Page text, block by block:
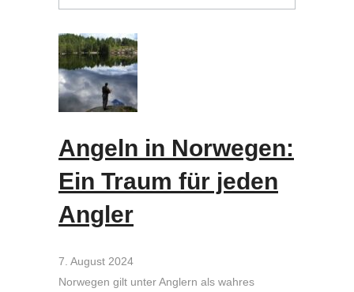
Angeln in Norwegen:
Ein Traum für jeden
Angler
7. August 2024
Norwegen gilt unter Anglern als wahres